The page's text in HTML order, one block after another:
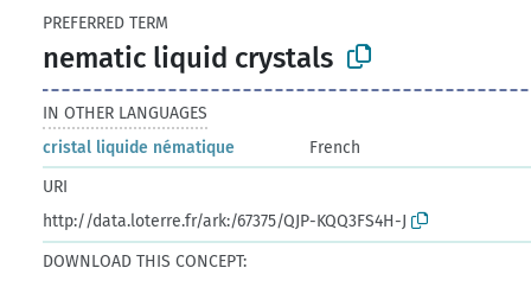
PREFERRED TERM
nematic liquid crystals
IN OTHER LANGUAGES
cristal liquide nématique
French
URI
http://data.loterre.fr/ark:/67375/QJP-KQQ3FS4H-J
DOWNLOAD THIS CONCEPT: